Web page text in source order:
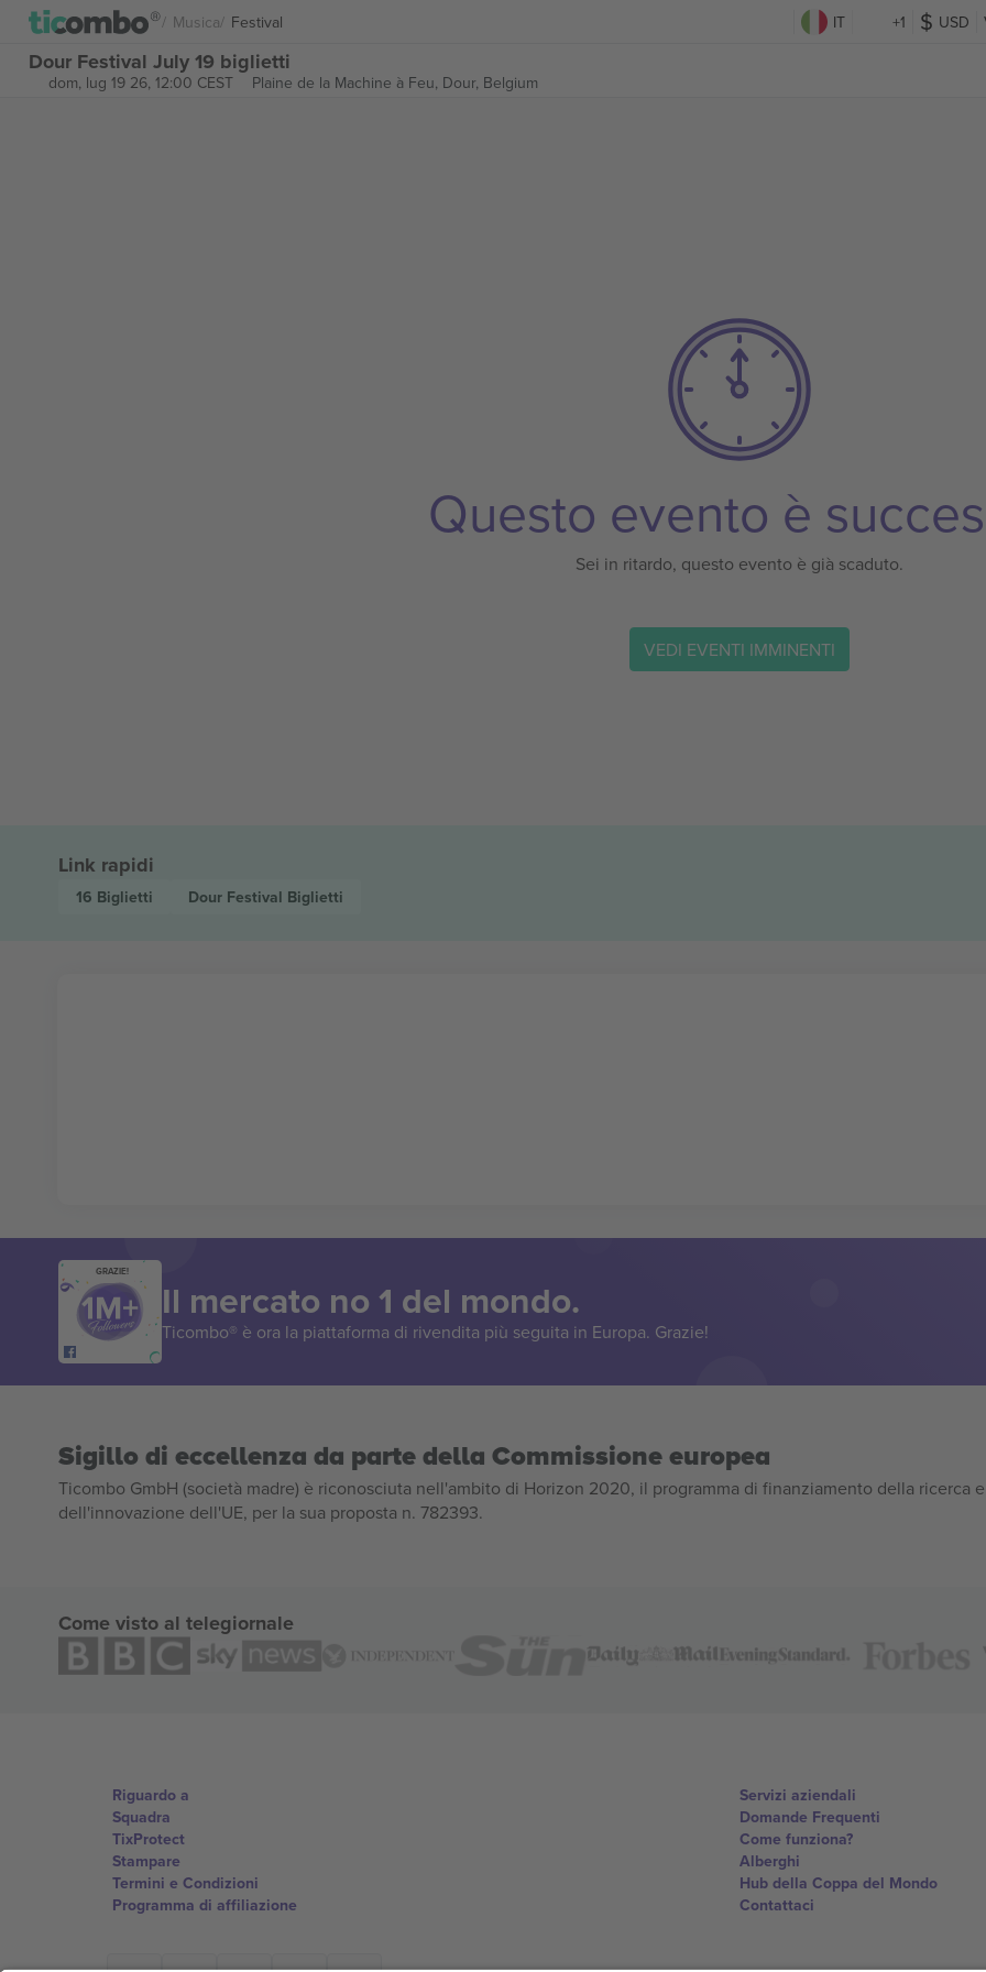
Musica Festival IT +1 USD
Dour Festival July 19 biglietti
dom, lug 19 26, 12:00 CEST Plaine de la Machine à Feu, Dour, Belgium
Questo evento è
Sei in ritardo, questo evento è già scaduto.
VEDI EVENTI IMMINENTI
Link rapidi
16 Biglietti Dour Festival Biglietti
GRAZIE!
Il mercato no 1 del mondo.
Ticombo® è ora la piattaforma di rivendita più seguita in Europa. Grazie!
Sigillo di eccellenza da parte della Commissione europea
Ticombo GmbH (società madre) è riconosciuta nell'ambito di Horizon 2020, il programma di finanziamento della ricerca e
dell'innovazione dell'UE, per la sua proposta n. 782393.
Come visto al telegiornale
Riguardo a
Squadra
TixProtect
Stampare
Termini e Condizioni
Programma di affiliazione
Servizi aziendali
Domande Frequenti
Come funziona?
Alberghi
Hub della Coppa del Mondo
Contattaci